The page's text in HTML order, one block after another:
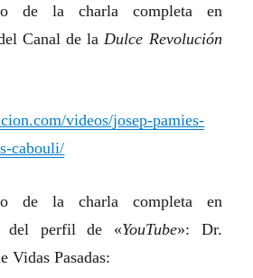
de la charla completa en
Canal de la Dulce Revolución
videos/josep-pamies-
cabouli/
de la charla completa en
del perfil de «YouTube»: Dr.
Vidas Pasadas: